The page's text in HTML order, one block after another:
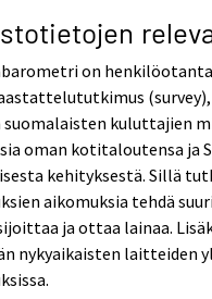
on
kuluttajien
oman kotitaloutensa ja
kehityksestä. Sillä
aikomuksia tehdä
ja ottaa lainaa.
nykyaikaisten laitteiden